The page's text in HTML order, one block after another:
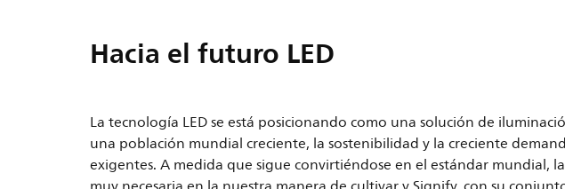
Hacia el futuro LED
La tecnología LED se está posicionando como una solución de
una población mundial creciente, la sostenibilidad y la creciente
exigentes. A medida que sigue convirtiéndose en el estándar mundial,